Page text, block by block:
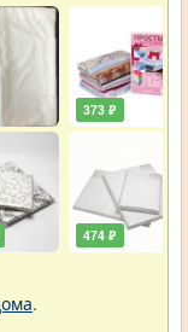
373 ₽
474 ₽
.